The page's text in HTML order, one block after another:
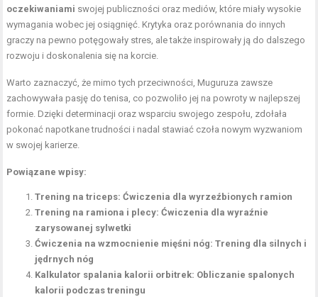
oczekiwaniami swojej publiczności oraz mediów, które miały wysokie
wymagania wobec jej osiągnięć. Krytyka oraz porównania do innych
graczy na pewno potęgowały stres, ale także inspirowały ją do dalszego
rozwoju i doskonalenia się na korcie.
Warto zaznaczyć, że mimo tych przeciwności, Muguruza zawsze
zachowywała pasję do tenisa, co pozwoliło jej na powroty w najlepszej
formie. Dzięki determinacji oraz wsparciu swojego zespołu, zdołała
pokonać napotkane trudności i nadal stawiać czoła nowym wyzwaniom
w swojej karierze.
Powiązane wpisy:
Trening na triceps: Ćwiczenia dla wyrzeźbionych ramion
Trening na ramiona i plecy: Ćwiczenia dla wyraźnie
zarysowanej sylwetki
Ćwiczenia na wzmocnienie mięśni nóg: Trening dla silnych i
jędrnych nóg
Kalkulator spalania kalorii orbitrek: Obliczanie spalonych
kalorii podczas treningu